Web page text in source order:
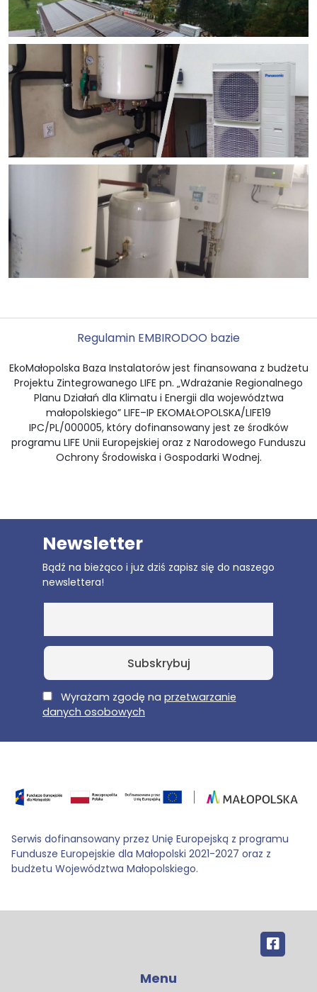
Regulamin EMBIRODOO bazie
EkoMałopolska Baza Instalatorów jest finansowana z budżetu
Projektu Zintegrowanego LIFE pn. „Wdrażanie Regionalnego
Planu Działań dla Klimatu i Energii dla województwa
małopolskiego” LIFE–IP EKOMAŁOPOLSKA/LIFE19
IPC/PL/000005, który dofinansowany jest ze środków
programu LIFE Unii Europejskiej oraz z Narodowego Funduszu
Ochrony Środowiska i Gospodarki Wodnej.
Newsletter
Bądź na bieżąco i już dziś zapisz się do naszego
newslettera!
E-MailWyrażam zgodę na przetwarzanie
danych osobowych
Serwis dofinansowany przez Unię Europejską z programu
Fundusze Europejskie dla Małopolski 2021-2027 oraz z
budżetu Województwa Małopolskiego.
Menu